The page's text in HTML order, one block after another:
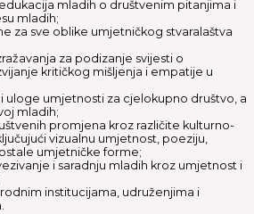
mladih o društvenim pitanjima i
mladih;
za sve oblike umjetničkog stvaralaštva
za podizanje svijesti o
kritičkog mišljenja i empatije u
uloge umjetnosti za cjelokupno društvo, a
mladih;
promjena kroz različite kulturno-
vizualnu umjetnost, poeziju,
umjetničke forme;
i saradnju mladih kroz umjetnost i
institucijama, udruženjima i